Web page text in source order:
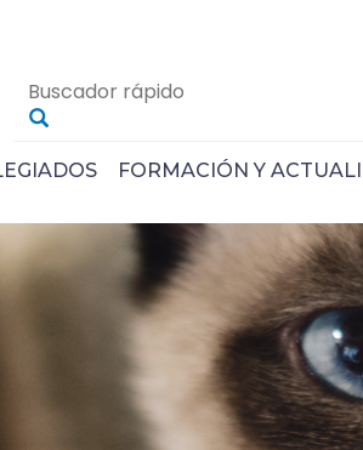
FORMACIÓN Y